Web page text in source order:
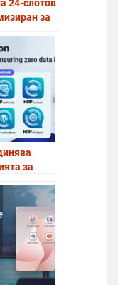
24-слотов
за
за